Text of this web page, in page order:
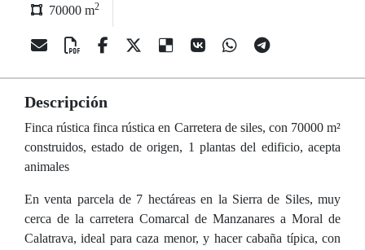
70000 m2
Descripción
Finca rústica finca rústica en Carretera de siles, con 70000 m²
construidos, estado de origen, 1 plantas del edificio, acepta
animales
En venta parcela de 7 hectáreas en la Sierra de Siles, muy
cerca de la carretera Comarcal de Manzanares a Moral de
Calatrava, ideal para caza menor, y hacer cabaña típica, con